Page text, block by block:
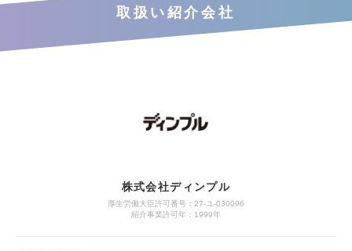
取扱い紹介会社
株式会社ディンプル
厚生労働大臣許可番号：27-ユ-030096
紹介事業許可年：1999年